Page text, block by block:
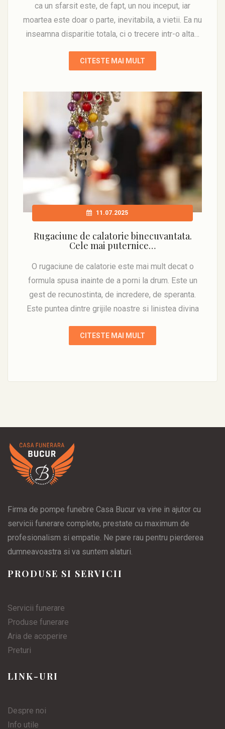
ca un sfarsit este, de fapt, un nou inceput, iar
moartea este doar o parte, inevitabila, a vietii. Ea nu
inseamna disparitie totala, ci o trecere intr-o alta…
CITESTE MAI MULT
11.07.2025
Rugaciune de calatorie binecuvantata.
Cele mai puternice…
O rugaciune de calatorie este mai mult decat o
formula spusa inainte de a porni la drum. Este un
gest de recunostinta, de incredere, de speranta.
Este puntea dintre grijile noastre si linistea divina
CITESTE MAI MULT
Firma de pompe funebre Casa Bucur va vine in ajutor cu
servicii funerare complete, prestate cu maximum de
profesionalism si empatie. Ne pare rau pentru pierderea
dumneavoastra si va suntem alaturi.
PRODUSE SI SERVICII
Servicii funerare
Produse funerare
Aria de acoperire
Preturi
LINK-URI
Despre noi
Info utile